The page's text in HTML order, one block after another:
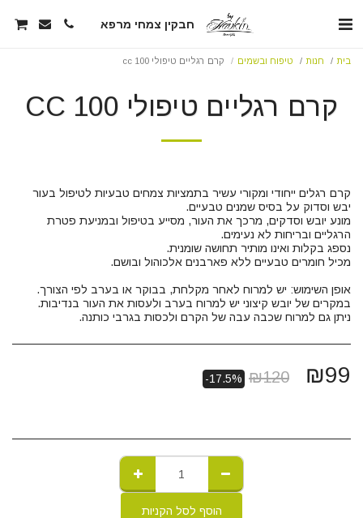
חבקין צמחי מרפא
בית חנות טיפוח ובשמים קרם רגליים טיפולי 100 cc
קרם רגליים טיפולי 100 CC
קרם רגלים ייחודי ומקורי עשיר בתמציות צמחים טבעיות לטיפול בעור
מונע יובש וסדקים, מרכך את העור, מסייע בטיפול ובמניעת פטרת
ניתן גם למרוח שכבה עבה של הקרם ולכסות בגרבי כותנה.
₪99
₪120
-17.5%
הוסף לסל הקניות